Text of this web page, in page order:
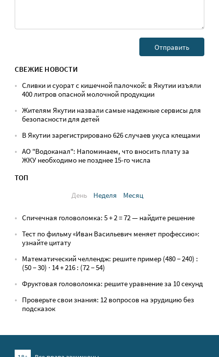
СВЕЖИЕ НОВОСТИ
Сливки и суорат с кишечной палочкой: в Якутии изъяли
400 литров опасной молочной продукции
Жителям Якутии назвали самые надежные сервисы для
безопасности для детей
В Якутии зарегистрировано 626 случаев укуса клещами
АО "Водоканал": Напоминаем, что вносить плату за
ЖКУ необходимо не позднее 15-го числа
ТОП
День
Неделя Месяц
Спичечная головоломка: 5 + 2 = 72 — найдите решение
Тест по фильму «Иван Васильевич меняет профессию»:
узнайте цитату
Математический челлендж: решите пример (480 − 240) :
(50 − 30) · 14 + 216 : (72 − 54)
Фруктовая головоломка: решите уравнение за 10 секунд
Проверьте свои знания: 12 вопросов на эрудицию без
подсказок